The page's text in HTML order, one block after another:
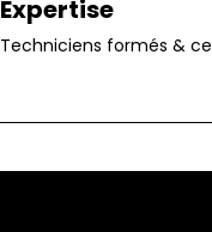
Expertise
Techniciens formés &